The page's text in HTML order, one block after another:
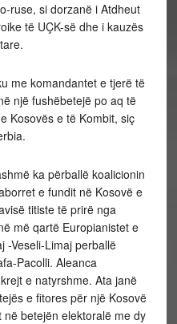
ruse, si dorzanë i Atdheut
të UÇK-së dhe i kauzës
me komandantet e tjerë të
një fushëbetejë po aq të
Kosovës e të Kombit, siç
ka përballë koalicionin
e fundit në Kosovë e
titiste të prirë nga
më qartë Europianistet e
-Veseli-Limaj perballë
Pacolli. Aleanca
e natyrshme. Ata janë
e fitores për një Kosovë
betejën elektoralë me dy